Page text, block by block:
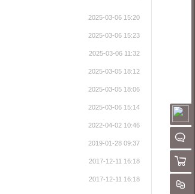
聊
购物
对
2025-03-06 15:20
2025-03-06 15:23
2025-03-06 11:32
2025-03-05 18:12
2025-03-05 18:06
2025-03-06 15:14
2022-04-02 10:46
2019-01-28 09:37
2017-12-11 16:18
2017-12-11 16:18